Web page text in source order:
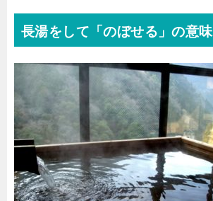
長湯をして「のぼせる」の意